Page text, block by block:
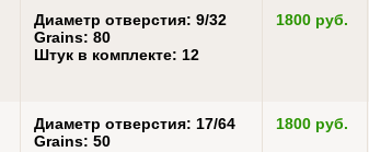
Диаметр отверстия: 9/32
Grains: 80
Штук в комплекте: 12
1800 руб.
Диаметр отверстия: 17/64
Grains: 50
1800 руб.